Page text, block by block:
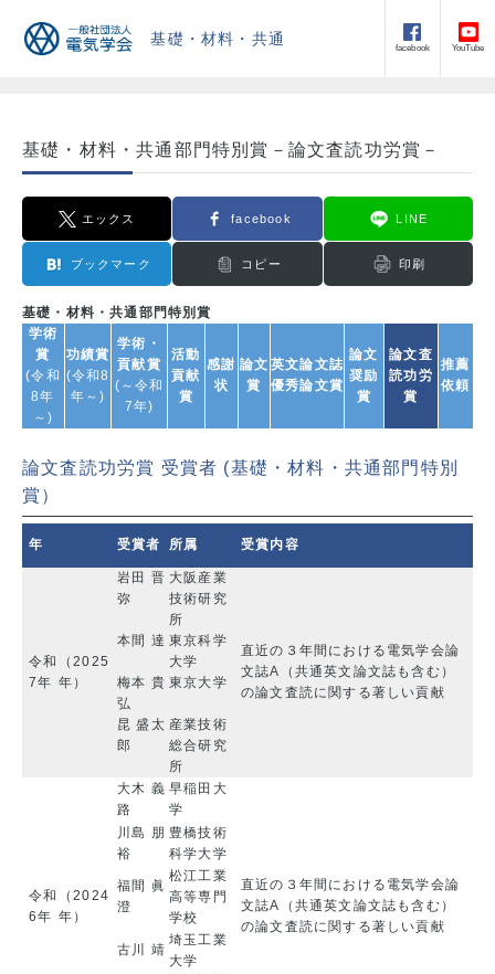
基礎・材料・共通
facebook YouTube
基礎・材料・共通部門特別賞－論文査読功労賞－
エックス facebook LINE
ブックマーク コピー 印刷
基礎・材料・共通部門特別賞
学術
賞
(令和
8年
～)
功績賞
(令和8
年～)
学術・
貢献賞
(～令和
7年)
活動
貢献
賞
感謝
状
論文
賞
英文論文誌
優秀論文賞
論文
奨励
賞
論文査
読功労
賞
推薦
依頼
論文査読功労賞 受賞者 (基礎・材料・共通部門特別
賞 ）
年 受賞者 所属 受賞内容
令和
7年
（2025
年）
岩田 晋
弥
大阪産業
技術研究
所
直近の３年間における電気学会論
文誌A（共通英文論文誌も含む）
の論文査読に関する著しい貢献
本間 達 東京科学
大学
梅本 貴
弘
東京大学
昆 盛太
郎
産業技術
総合研究
所
令和
6年
（2024
年）
大木 義
路
早稲田大
学
直近の３年間における電気学会論
文誌A（共通英文論文誌も含む）
の論文査読に関する著しい貢献
川島 朋
裕
豊橋技術
科学大学
福間 眞
澄
松江工業
高等専門
学校
古川 靖
埼玉工業
大学